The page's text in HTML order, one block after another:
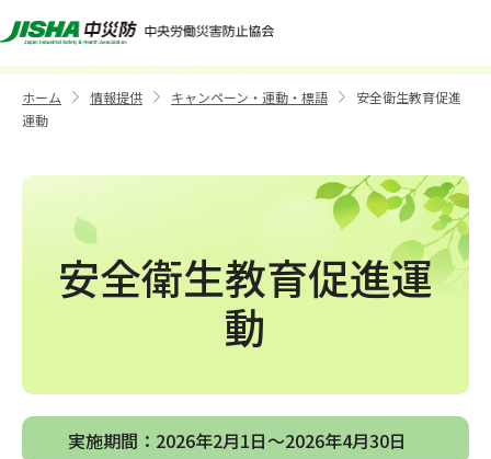
安全衛生教育促進運動
ホーム >情報提供 >キャンペーン・運動・標語 >安全衛生教育促進
運動
安全衛生教育促進運
動
実施期間：2026年2月1日～2026年4月30日